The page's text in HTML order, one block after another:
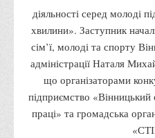
студентів
Технічних засобів
Редакційно-видавничий
Центри
Розвитку кар’єри
Ресурсний центр зі
діяльності серед молоді
хвилини». Заступник
сім’ї, молоді та спорту
адміністрації Наталя
що організаторами
підприємство
праці» та громадська